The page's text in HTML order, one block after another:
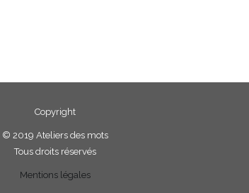
Copyright
© 2019 Ateliers des mots
Tous droits réservés
Mentions légales